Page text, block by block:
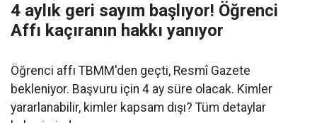
4 aylık geri sayım başlıyor! Öğrenci
Affı kaçıranın hakkı yanıyor
Öğrenci affı TBMM'den geçti, Resmî Gazete
bekleniyor. Başvuru için 4 ay süre olacak. Kimler
yararlanabilir, kimler kapsam dışı? Tüm detaylar